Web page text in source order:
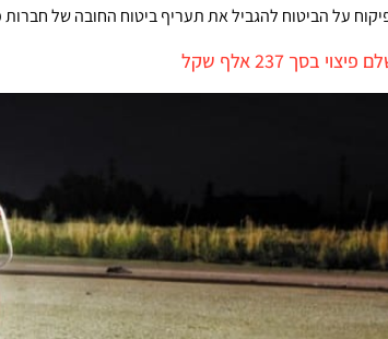
הביטוח להגביל את תעריף ביטוח החובה של חברות מסחריות ל-90%
בסך 237 אלף שקל